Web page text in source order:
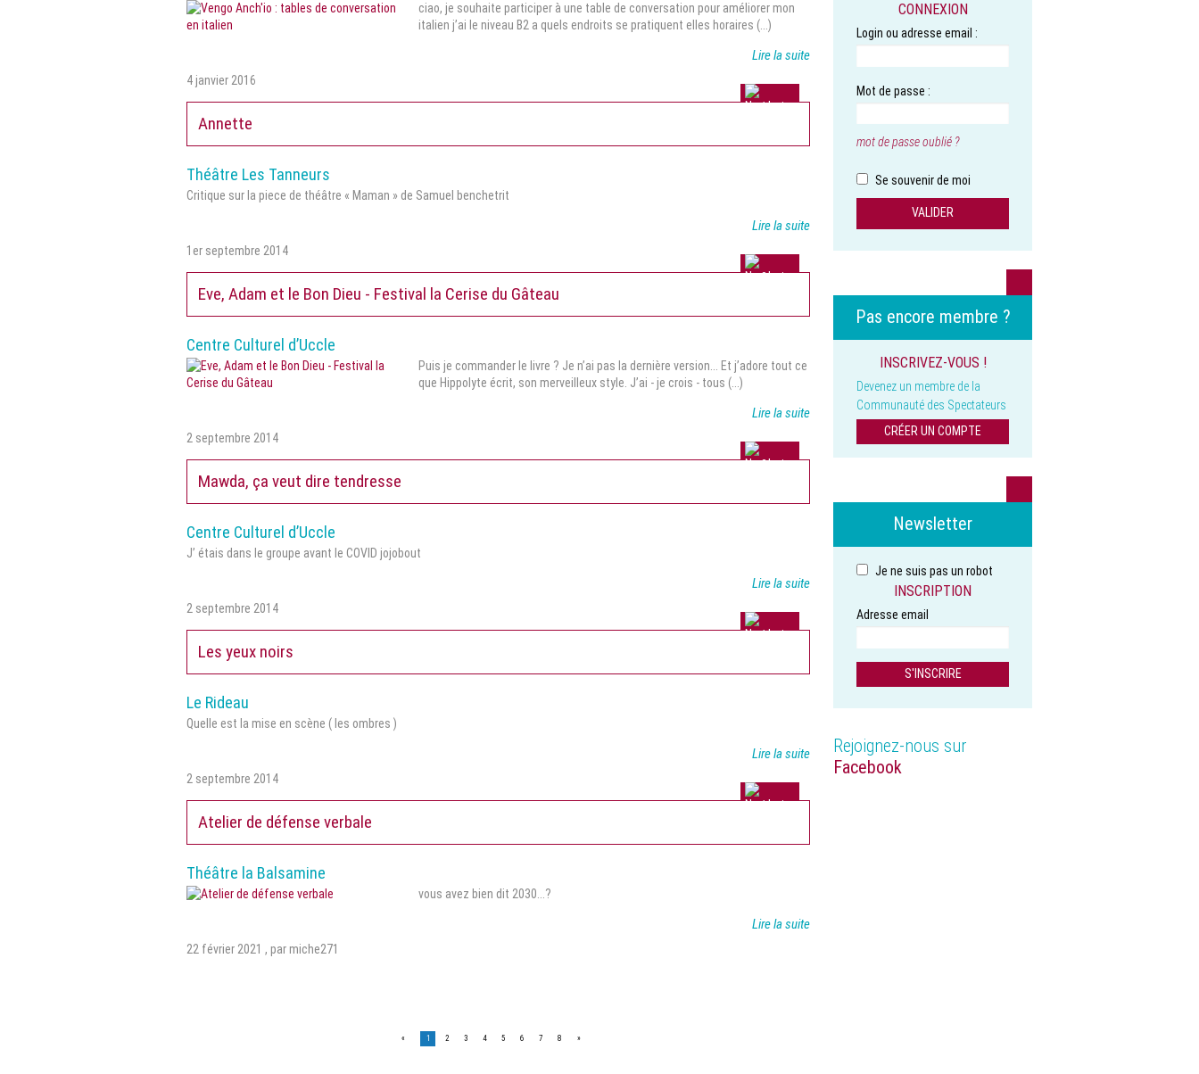
ciao, je souhaite participer à une table de conversation pour améliorer mon
italien j’ai le niveau B2 a quels endroits se pratiquent elles horaires (...)
Lire la suite
4 janvier 2016
1 avis
Annette
Théâtre Les Tanneurs
Critique sur la piece de théâtre « Maman » de Samuel benchetrit
Lire la suite
1er septembre 2014
3 avis
Eve, Adam et le Bon Dieu - Festival la Cerise du Gâteau
Centre Culturel d’Uccle
Puis je commander le livre ? Je n’ai pas la dernière version... Et j’adore tout ce
que Hippolyte écrit, son merveilleux style. J’ai - je crois - tous (...)
Lire la suite
2 septembre 2014
2 avis
Mawda, ça veut dire tendresse
Centre Culturel d’Uccle
J’ étais dans le groupe avant le COVID jojobout
Lire la suite
2 septembre 2014
1 avis
Les yeux noirs
Le Rideau
Quelle est la mise en scène ( les ombres )
Lire la suite
2 septembre 2014
1 avis
Atelier de défense verbale
Théâtre la Balsamine
vous avez bien dit 2030...?
Lire la suite
22 février 2021 , par miche271
« Vous êtes à la page
1 2 3 4 5 6 7 8 »
CONNEXION
Login ou adresse email :
Mot de passe :
mot de passe oublié ?
Se souvenir de moi
Pas encore membre ?
INSCRIVEZ-VOUS !
Devenez un membre de la
Communauté des Spectateurs
CRÉER UN COMPTE
Newsletter
Je ne suis pas un robot
INSCRIPTION
Adresse email
Rejoignez-nous sur
Facebook